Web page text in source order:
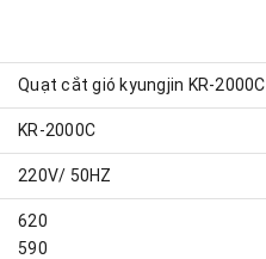
Quạt cắt gió kyungjin KR-2000C
KR-2000C
220V/ 50HZ
620
590